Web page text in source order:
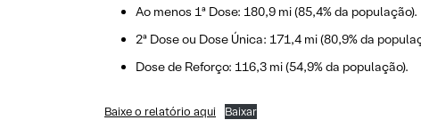
Ao menos 1ª Dose: 180,9 mi (85,4% da população).
2ª Dose ou Dose Única: 171,4 mi (80,9% da
Dose de Reforço: 116,3 mi (54,9% da população).
Baixe o relatório aqui Baixar